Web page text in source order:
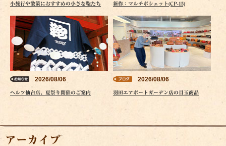
小旅行や散策におすすめの小さな鞄たち 新作：マルチポシェット(CP-15)
2026/08/06
ヘルツ仙台店、夏祭り開催のご案内
2026/08/06
羽田エアポートガーデン店の目玉商品
アーカイブ